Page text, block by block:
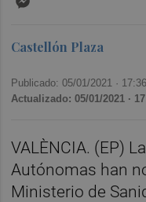
Castellón Plaza
Publicado: 05/01/2021 · 17:36
Actualizado: 05/01/2021 ·
VALÈNCIA. (EP)
Autónomas han
Ministerio de